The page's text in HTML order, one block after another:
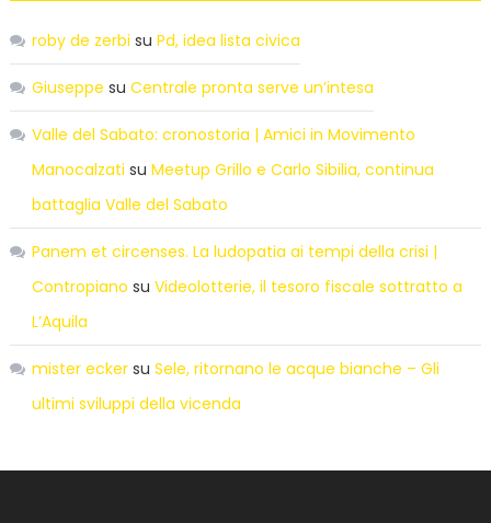
roby de zerbi su Pd, idea lista civica
Giuseppe su Centrale pronta serve un’intesa
Valle del Sabato: cronostoria | Amici in Movimento
Manocalzati su Meetup Grillo e Carlo Sibilia, continua
battaglia Valle del Sabato
Panem et circenses. La ludopatia ai tempi della crisi |
Contropiano su Videolotterie, il tesoro fiscale sottratto a
L’Aquila
mister eckersu Sele, ritornano le acque bianche – Gli
ultimi sviluppi della vicenda